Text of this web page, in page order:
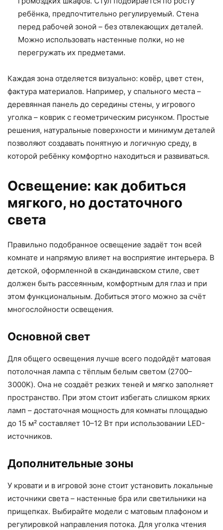
ребёнка, предпочтительно регулируемый. Стена
перед рабочей зоной – без отвлекающих деталей.
Можно использовать настенные полки, но не
перегружать их предметами.
Каждая зона отделяется визуально: ковёр, цвет стен,
фактура материалов. Например, у спального места –
деревянная панель до середины стены, у игрового
уголка – коврик с геометрическим рисунком. Простые
решения, натуральные поверхности и минимум деталей
позволяют создавать понятную и логичную среду, в
которой ребёнку комфортно находиться и развиваться.
Освещение: как добиться
мягкого, но достаточного
света
Правильно подобранное освещение задаёт тон всей
комнате и напрямую влияет на восприятие интерьера. В
детской, оформленной в скандинавском стиле, свет
должен быть рассеянным, комфортным для глаз и при
этом функциональным. Добиться этого можно за счёт
многослойности освещения.
Основной свет
Для общего освещения лучше всего подойдёт матовая
потолочная лампа с тёплым белым светом (2700–
3000K). Она не создаёт резких теней и мягко заполняет
пространство. При этом стоит избегать слишком ярких
ламп – достаточная мощность для комнаты площадью
до 15 м² составляет 10–12 Вт при использовании LED-
источников.
Дополнительные зоны
У кровати и в игровой зоне стоит установить локальные
источники света – настенные бра или светильники на
прищепках. Выбирайте модели с матовым плафоном и
регулировкой направления потока. Для уголка чтения